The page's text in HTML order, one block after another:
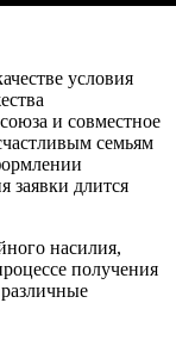
условия
и совместное
семьям
заявки длится
насилия,
получения